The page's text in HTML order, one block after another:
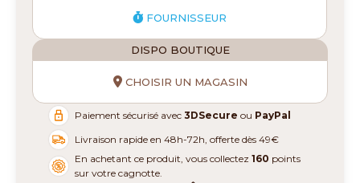
FOURNISSEUR
DISPO BOUTIQUE
CHOISIR UN MAGASIN
Paiement sécurisé avec3DSecure ou PayPal
Livraison rapide en 48h-72h, offerte dès 49€
En achetant ce produit, vous collectez160 points
sur votre cagnotte.